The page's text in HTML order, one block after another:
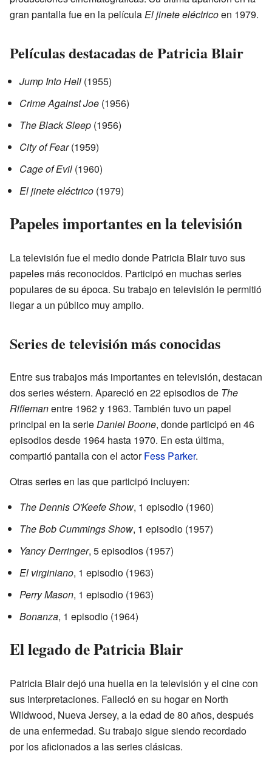
gran pantalla fue en la películaEl jinete eléctricoen 1979.
Películas destacadas de Patricia Blair
Jump Into Hell (1955)
Crime Against Joe (1956)
The Black Sleep (1956)
City of Fear(1959)
Cage of Evil (1960)
El jinete eléctrico (1979)
Papeles importantes en la televisión
La televisión fue el medio donde Patricia Blair tuvo sus
papeles más reconocidos. Participó en muchas series
populares de su época. Su trabajo en televisión le permitió
llegar a un público muy amplio.
Series de televisión más conocidas
Entre sus trabajos más importantes en televisión, destacan
dos series wéstern. Apareció en 22 episodios de The
Riflemanentre 1962 y 1963. También tuvo un papel
principal en la serieDaniel Boone, donde participó en 46
episodios desde 1964 hasta 1970. En esta última,
compartió pantalla con el actorFess Parker.
Otras series en las que participó incluyen:
The Dennis O'Keefe Show, 1 episodio (1960)
The Bob Cummings Show, 1 episodio (1957)
Yancy Derringer, 5 episodios (1957)
El virginiano, 1 episodio (1963)
Perry Mason, 1 episodio (1963)
Bonanza, 1 episodio (1964)
El legado de Patricia Blair
Patricia Blair dejó una huella en la televisión y el cine con
sus interpretaciones. Falleció en su hogar en North
Wildwood, Nueva Jersey, a la edad de 80 años, después
de una enfermedad. Su trabajo sigue siendo recordado
por los aficionados a las series clásicas.